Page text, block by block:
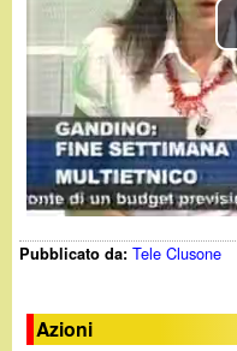
tPubblicato da:Tele Clusone
Azioni